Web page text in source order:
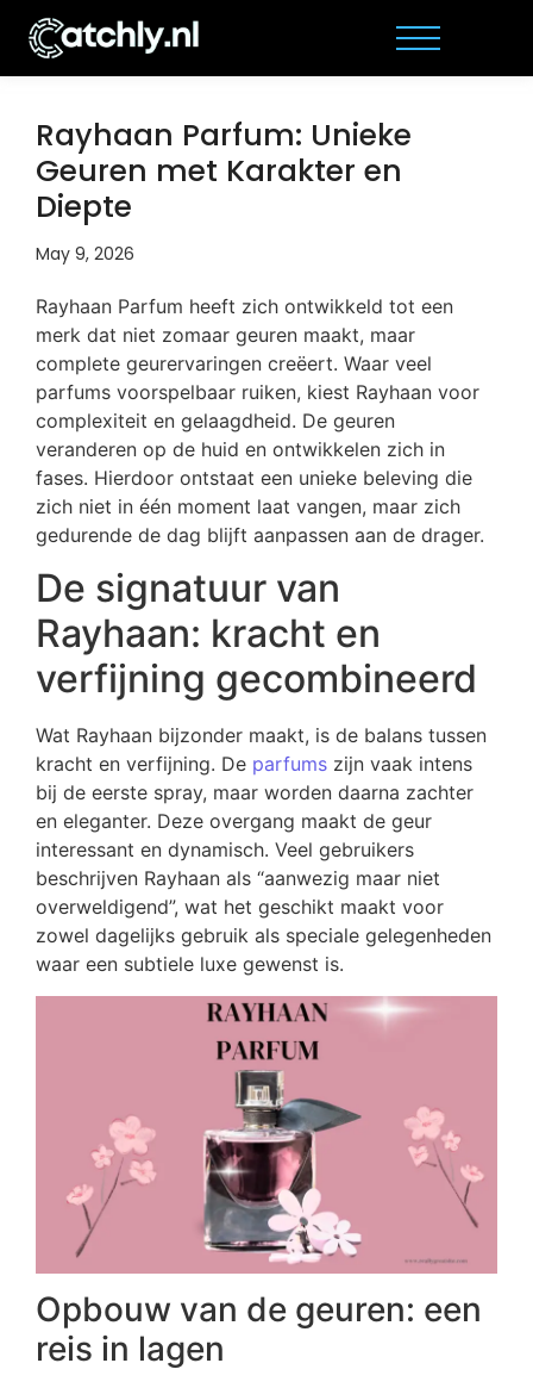
Rayhaan Parfum: Unieke
Geuren met Karakter en
Diepte
May 9, 2026
Rayhaan Parfum heeft zich ontwikkeld tot een
merk dat niet zomaar geuren maakt, maar
complete geurervaringen creëert. Waar veel
parfums voorspelbaar ruiken, kiest Rayhaan voor
complexiteit en gelaagdheid. De geuren
veranderen op de huid en ontwikkelen zich in
fases. Hierdoor ontstaat een unieke beleving die
zich niet in één moment laat vangen, maar zich
gedurende de dag blijft aanpassen aan de drager.
De signatuur van
Rayhaan: kracht en
verfijning gecombineerd
Wat Rayhaan bijzonder maakt, is de balans tussen
kracht en verfijning. De parfums zijn vaak intens
bij de eerste spray, maar worden daarna zachter
en eleganter. Deze overgang maakt de geur
interessant en dynamisch. Veel gebruikers
beschrijven Rayhaan als “aanwezig maar niet
overweldigend”, wat het geschikt maakt voor
zowel dagelijks gebruik als speciale gelegenheden
waar een subtiele luxe gewenst is.
Opbouw van de geuren: een
reis in lagen